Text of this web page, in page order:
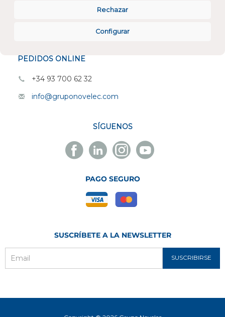
Configurar
Rechazar
PEDIDOS ONLINE
+34 93 700 62 32
info@gruponovelec.com
SÍGUENOS
Facebook
Novelec
Linkedin
Novelec
Instagram
Novelec
Youtube
Novelec
PAGO SEGURO
SUSCRÍBETE A LA NEWSLETTER
SUSCRIBIRSE